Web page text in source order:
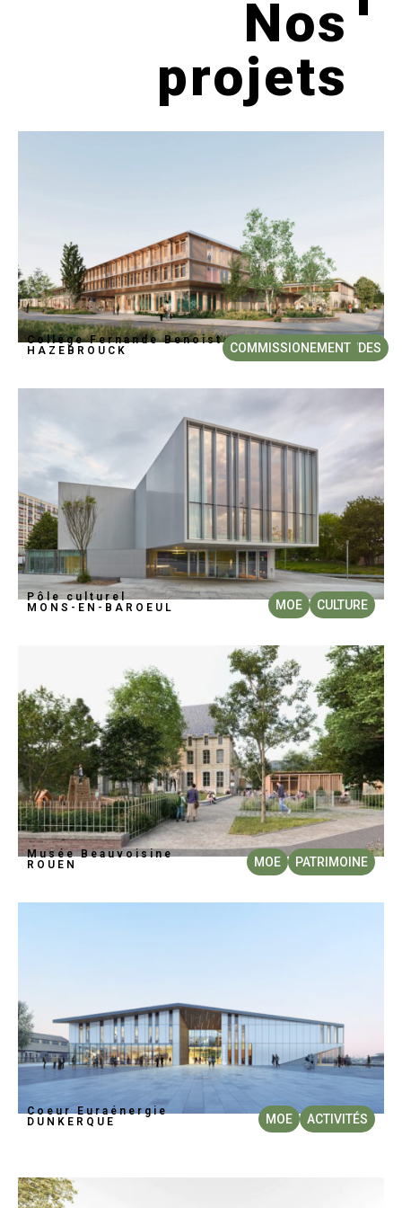
Nos
projets
Collège Fernande Benoist
HAZEBROUCK
ÉTUDES
COMMISSIONEMENT
Pôle culturel
MONS-EN-BAROEUL
MOE CULTURE
Musée Beauvoisine
ROUEN
MOE PATRIMOINE
Coeur Euraénergie
DUNKERQUE
ACTIVITÉS
MOE